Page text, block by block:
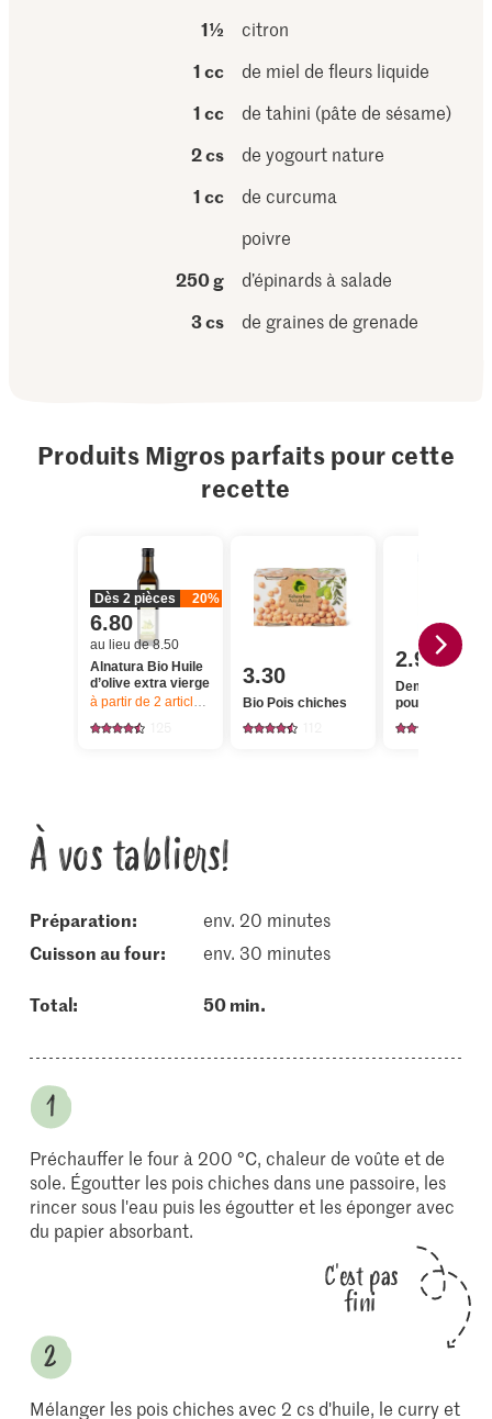
1½
citron
1 cc
de miel de fleurs liquide
1 cc
de tahini (pâte de sésame)
2 cs
de yogourt nature
1 cc
de curcuma
poivre
250 g
d’épinards à salade
3 cs
de graines de grenade
Produits Migros parfaits pour cette
recette
Dès 2 pièces 20%
6.80
au lieu de 8.50
Alnatura Bio Huile
d’olive extra vierge
à partir de 2 articles, Offre valable du 6.8 au 12.8.2026, jusqu’à
3.30
Bio Pois chiches
2.95
Demeter
pousses
À vos tabliers!
Préparation:
env. 20 minutes
cuisson au four:
env. 30 minutes
Total: 50 min.
Préchauffer le four à 200 °C, chaleur de voûte et de
sole. Égoutter les pois chiches dans une passoire, les
rincer sous l'eau puis les égoutter et les éponger avec
du papier absorbant.
C'est pas
fini
Mélanger les pois chiches avec 2 cs d'huile, le curry et